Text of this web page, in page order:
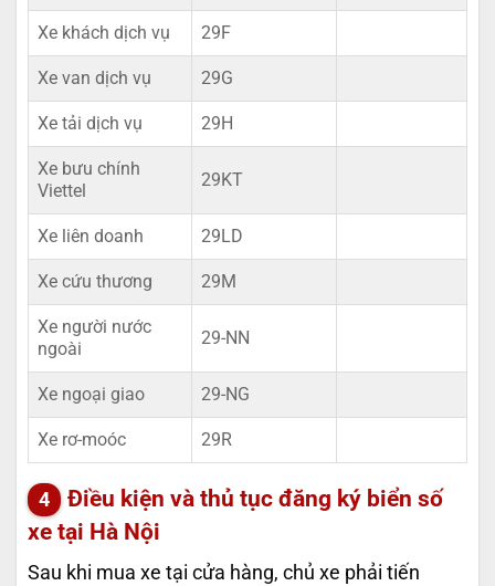
Xe khách dịch vụ 29F
Xe van dịch vụ 29G
Xe tải dịch vụ 29H
Xe bưu chính
Viettel
29KT
Xe liên doanh 29LD
Xe cứu thương 29M
Xe người nước
ngoài
29-NN
Xe ngoại giao 29-NG
Xe rơ-moóc 29R
Điều kiện và thủ tục đăng ký biển số
xe tại Hà Nội
Sau khi mua xe tại cửa hàng, chủ xe phải tiến